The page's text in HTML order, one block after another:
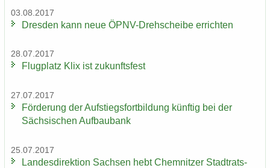
03.08.2017
Dres­den kann neue ÖPNV-​Drehscheibe er­rich­ten
28.07.2017
Flug­platz Klix ist zu­kunfts­fest
27.07.2017
För­de­rung der Auf­stiegs­fort­bil­dung künf­tig bei der
Säch­si­schen Auf­bau­bank
25.07.2017
Lan­des­di­rek­ti­on Sach­sen hebt Chem­nit­zer Stadt­rats­